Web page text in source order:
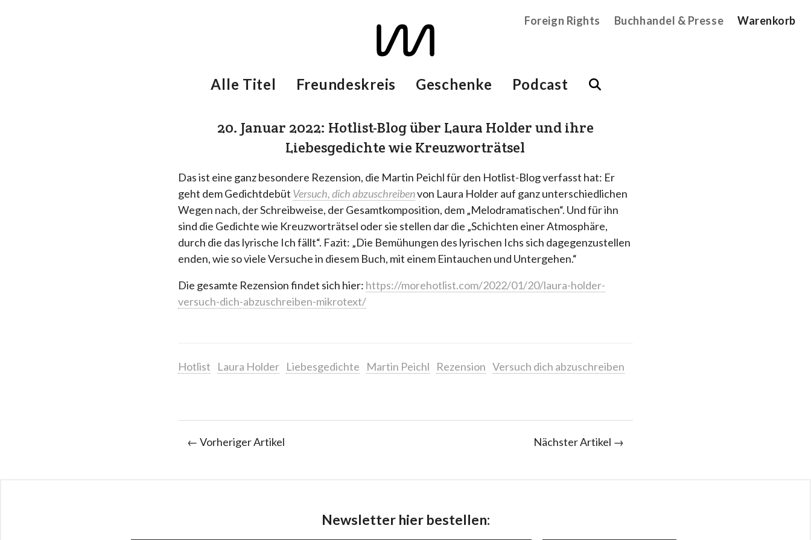
Foreign Rights Buchhandel & Presse Warenkorb
Alle Titel Freundeskreis Geschenke Podcast
20. Januar 2022: Hotlist-Blog über Laura Holder und ihre
Liebesgedichte wie Kreuzworträtsel
Das ist eine ganz besondere Rezension, die Martin Peichl für den Hotlist-Blog verfasst hat: Er
geht dem Gedichtdebüt Versuch, dich abzuschreibenvon Laura Holder auf ganz unterschiedlichen
Wegen nach, der Schreibweise, der Gesamtkomposition, dem „Melodramatischen“. Und für ihn
sind die Gedichte wie Kreuzworträtsel oder sie stellen dar die „Schichten einer Atmosphäre,
durch die das lyrische Ich fällt“. Fazit: „Die Bemühungen des lyrischen Ichs sich dagegenzustellen
enden, wie so viele Versuche in diesem Buch, mit einem Eintauchen und Untergehen.“
Die gesamte Rezension findet sich hier: https://morehotlist.com/2022/01/20/laura-holder-
versuch-dich-abzuschreiben-mikrotext/
Hotlist Laura Holder Liebesgedichte Martin Peichl Rezension Versuch dich abzuschreiben
← Vorheriger Artikel Nächster Artikel →
Newsletter hier bestellen: